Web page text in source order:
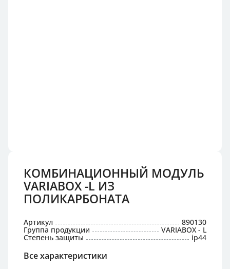
КОМБИНАЦИОННЫЙ МОДУЛЬ
VARIABOX -L ИЗ
ПОЛИКАРБОНАТА
Артикул 890130
Группа продукции VARIABOX - L
Степень защиты ip44
Все характеристики